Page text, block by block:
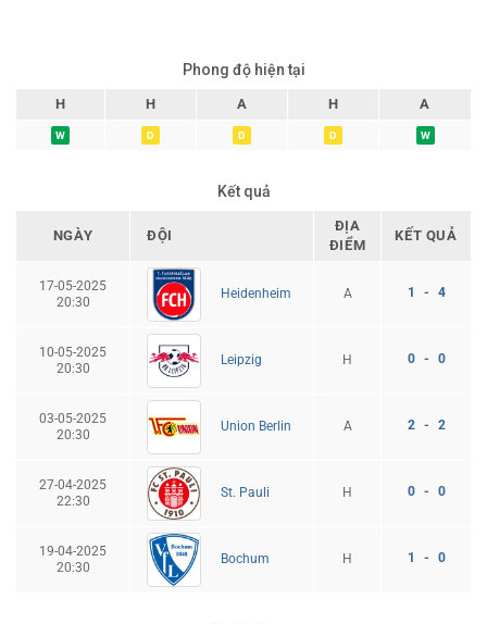
Phong độ hiện tại
H H A H A
W D D D W
Kết quả
NGÀY ĐỘI
ĐỊA
ĐIỂM
KẾT QUẢ
17-05-2025
20:30
Heidenheim A 1 - 4
10-05-2025
20:30
Leipzig H 0 - 0
03-05-2025
20:30
Union Berlin A 2 - 2
27-04-2025
22:30
St. Pauli H 0 - 0
19-04-2025
20:30
Bochum H 1 - 0